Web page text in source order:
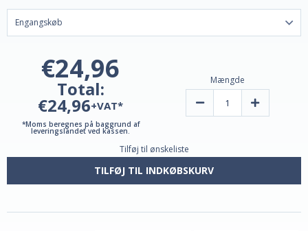
€24,96
Total:
€24,96+VAT*
*Moms beregnes på baggrund af
leveringslandet ved kassen.
Mængde
Reducer
NR-
forstadier
Forøg
NR-
Tilføj til ønskeliste
TILFØJ TIL INDKØBSKURV